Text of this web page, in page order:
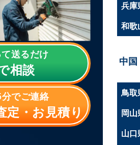
送るだけ
相談
分でご連絡
定・お見積り
兵庫
和歌
中国
鳥取
岡山
山口